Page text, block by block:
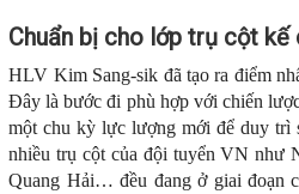
Chuẩn bị cho lớp trụ cột kế
HLV Kim Sang-sik đã tạo ra điểm
Đây là bước đi phù hợp với chiến
một chu kỳ lực lượng mới để duy trì
nhiều trụ cột của đội tuyển VN như
Quang Hải… đều đang ở giai đoạn